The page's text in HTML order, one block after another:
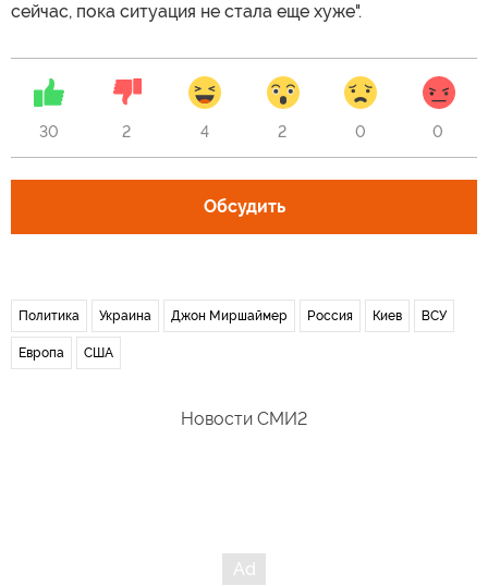
сейчас, пока ситуация не стала еще хуже".
30 2 4 2 0 0
Обсудить
Политика Украина Джон Миршаймер Россия Киев ВСУ
Европа США
Новости СМИ2